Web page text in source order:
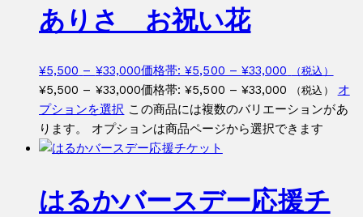
ありさ お祝い花
¥5,500 – ¥33,000価格帯: ¥5,500 – ¥33,000 （税込）
¥5,500 – ¥33,000価格帯: ¥5,500 – ¥33,000 （税込）
オ
プションを選択 この商品には複数のバリエーションがあ
ります。 オプションは商品ページから選択できます
はるかバースデー応援チ